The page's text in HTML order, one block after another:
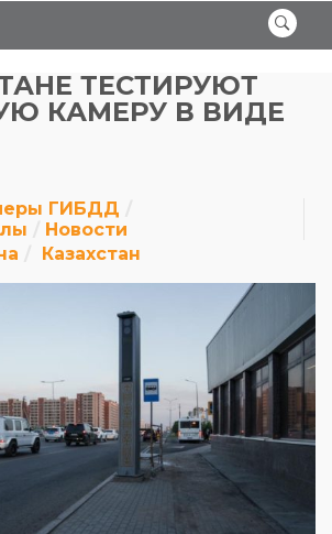
ТЕСТИРУЮТ
КАМЕРУ В ВИДЕ
ГИБДД
Новости
Казахстан